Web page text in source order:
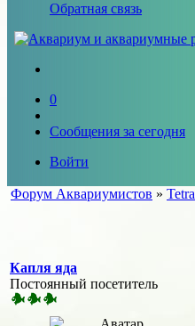
Обратная связь
0
Сообщения за сегодня
Войти
Форум Аквариумистов » Tetra
Капля яда
Постоянный посетитель